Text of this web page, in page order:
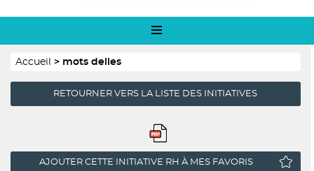
Fil
Accueil mots delles
RETOURNER VERS LA LISTE DES INITIATIVES
AJOUTER CETTE INITIATIVE RH À MES FAVORIS